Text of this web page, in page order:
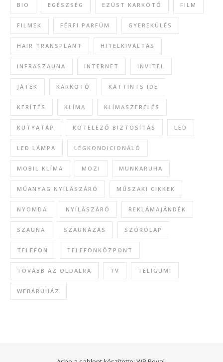
BIO EGÉSZSÉG EZÜST KARKÖTŐ FILM
FILMEK FÉRFI PARFÜM GYEREKÜLÉS
HAIR TRANSPLANT HITELKIVÁLTÁS
INFRASZAUNA INTERNET INVITEL
JÁTÉK KARKÖTŐ KATTINTS IDE
KERÍTÉS KLÍMA KLÍMASZERELÉS
KUTYATÁP KÖTELEZŐ BIZTOSÍTÁS LED
LED LÁMPA LÉGKONDICIONÁLÓ
MOBIL KLÍMA MOZI MUNKARUHA
MŰANYAG NYÍLÁSZÁRÓ MŰSZAKI CIKKEK
NYOMDA NYÍLÁSZÁRÓ REKLÁMAJÁNDÉK
SZAUNA SZAUNÁZÁS SZÓRÓLAP
TELEFON TELEFONKÖZPONT
TOVÁBB AZ OLDALRA TV TÉLIGUMI
WEBÁRUHÁZ